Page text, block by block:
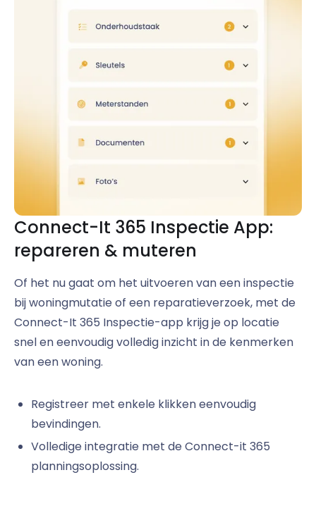
Connect-It 365 Inspectie App:
repareren & muteren
Of het nu gaat om het uitvoeren van een inspectie
bij woningmutatie of een reparatieverzoek, met de
Connect-It 365 Inspectie-app krijg je op locatie
snel en eenvoudig volledig inzicht in de kenmerken
van een woning.
Registreer met enkele klikken eenvoudig
bevindingen.
Volledige integratie met de Connect-it 365
planningsoplossing.